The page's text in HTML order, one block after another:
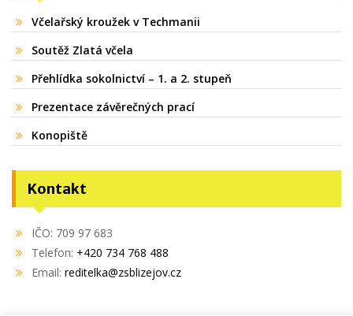
Včelařský kroužek v Techmanii
Soutěž Zlatá včela
Přehlídka sokolnictví – 1. a 2. stupeň
Prezentace závěrečných prací
Konopiště
Kontakt
IČO: 709 97 683
Telefon: +420 734 768 488
Email: reditelka@zsblizejov.cz